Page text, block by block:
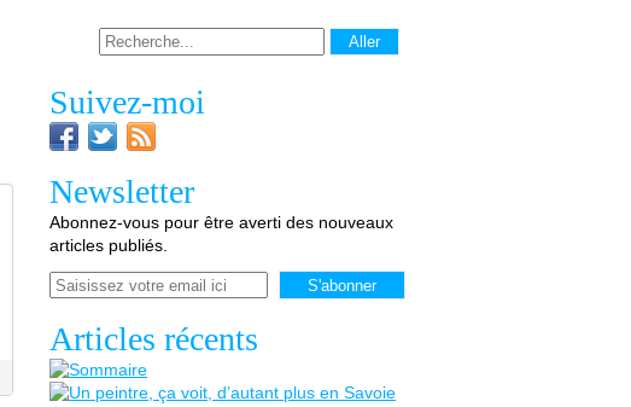
Suivez-moi
Newsletter
Abonnez-vous pour être averti des nouveaux
articles publiés.
Email
Articles récents